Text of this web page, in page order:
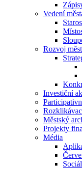
Vedení
Rozvoj
Investiční
Městský
Projekty
Média